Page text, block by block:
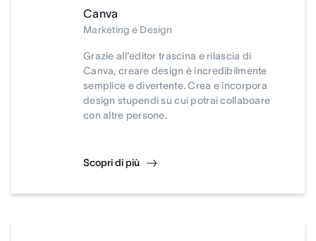
Canva
Marketing e Design
Grazie all'editor trascina e rilascia di
Canva, creare design è incredibilmente
semplice e divertente. Crea e incorpora
design stupendi su cui potrai collaboare
con altre persone.
Scopri di più